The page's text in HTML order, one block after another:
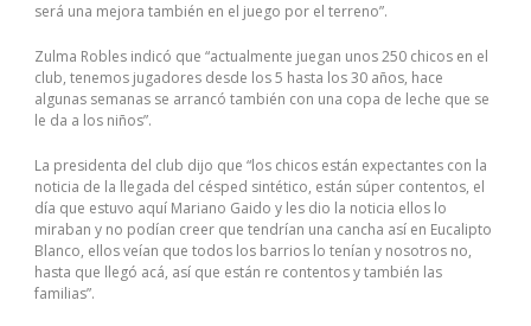
será una mejora también en el juego por el terreno”.
Zulma Robles indicó que “actualmente juegan unos 250 chicos en el
club, tenemos jugadores desde los 5 hasta los 30 años, hace
algunas semanas se arrancó también con una copa de leche que se
le da a los niños”.
La presidenta del club dijo que “los chicos están expectantes con la
noticia de la llegada del césped sintético, están súper contentos, el
día que estuvo aquí Mariano Gaido y les dio la noticia ellos lo
miraban y no podían creer que tendrían una cancha así en Eucalipto
Blanco, ellos veían que todos los barrios lo tenían y nosotros no,
hasta que llegó acá, así que están re contentos y también las
familias”.